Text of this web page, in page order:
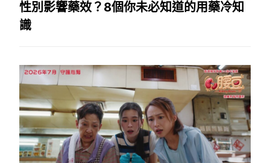
性別影響藥效？8個你未必知道的用藥冷知
識